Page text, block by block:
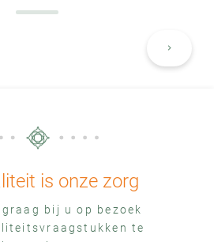
keyboard_arrow_right
is onze zorg
bij u op bezoek
te